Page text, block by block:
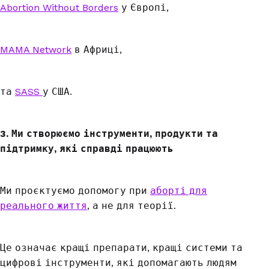
Abortion Without Borders у Європі,
MAMA Network в Африці,
та SASS у США.
3. Ми створюємо інструменти, продукти та
підтримку, які справді працюють
Ми проєктуємо допомогу при аборті для
реального життя, а не для теорії.
Це означає кращі препарати, кращі системи та
цифрові інструменти, які допомагають людям